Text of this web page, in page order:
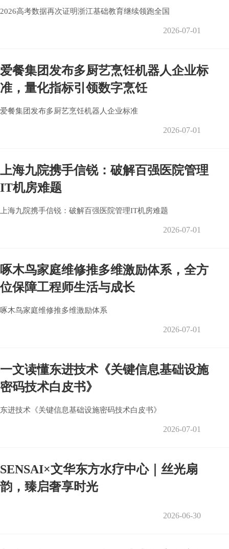
2026高考数据再次证明浙江基础教育继续领跑全国
2026-07-01
爱餐集团发布多厨艺烹饪机器人企业标
准，量化指标引领数字烹饪
爱餐集团发布多厨艺烹饪机器人企业标准
2026-07-01
上海九院携手信锐：破解百强医院管理
IT机房难题
上海九院携手信锐：破解百强医院管理IT机房难题
2026-07-01
啄木鸟家庭维修推多维激励体系，全方
位保障工程师生活与成长
啄木鸟家庭维修推多维激励体系
2026-07-01
一文读懂东进技术《关键信息基础设施
密码技术白皮书》
东进技术《关键信息基础设施密码技术白皮书》
2026-07-01
SENSAI×文华东方水疗中心｜丝光扇
韵，臻启奢享时光
2026-06-30